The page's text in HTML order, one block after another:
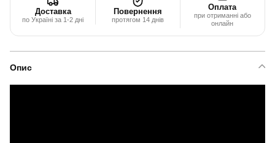
Доставка
по Україні за 1-2 дні
Повернення
протягом 14 днів
Оплата
при отриманні або
онлайн
Опис